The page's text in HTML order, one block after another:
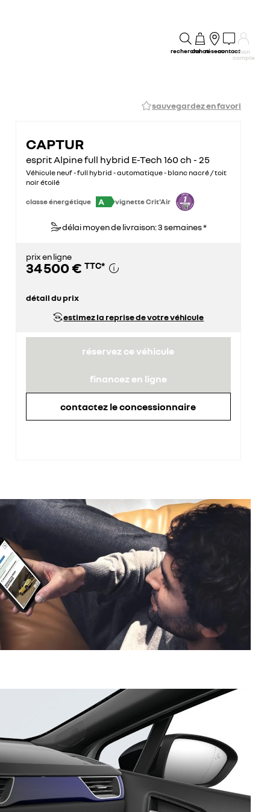
rechercheachatréseaucontactmon
compte
sauvegardez en favori
CAPTUR
esprit Alpine full hybrid E-Tech 160 ch - 25
Véhicule neuf - full hybrid - automatique - blanc nacré / toit
noir étoilé
classe énergétique A vignette Crit'Air
délai moyen de livraison: 3 semaines *
prix en ligne
34 500 € TTC*
détail du prix
remise concessionnaire déduite
estimez la reprise de votre véhicule
réservez ce véhicule
financez en ligne
contactez le concessionnaire